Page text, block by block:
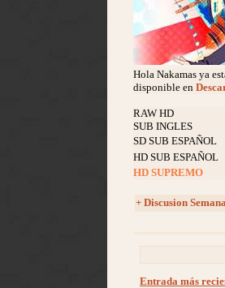
Hola Nakamas ya
disponible en
RAW HD
SUB INGLES
SD SUB ESPAÑOL
HD SUB ESPAÑOL
HD SUPREMO
+ Discusion
Entrada más